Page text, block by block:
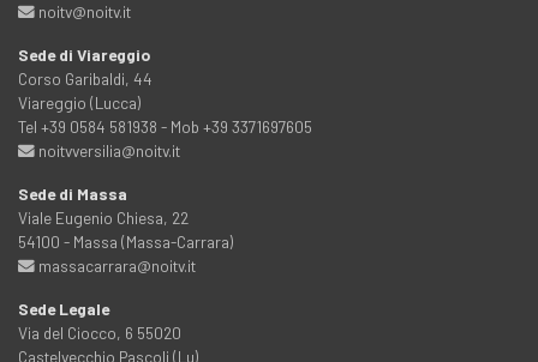
noitv@noitv.it
Sede di Viareggio
Corso Garibaldi, 44
Viareggio (Lucca)
Tel +39 0584 581938 - Mob +39 3371697605
noitvversilia@noitv.it
Sede di Massa
Viale Eugenio Chiesa, 22
54100 - Massa (Massa-Carrara)
massacarrara@noitv.it
Sede Legale
Via del Ciocco, 6 55020
Castelvecchio Pascoli (Lu)